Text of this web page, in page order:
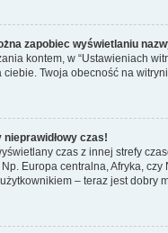
zapobiec wyświetlaniu
kontem, w “Ustawieniach
Twoja obecność na
czas!
czas z innej strefy
Europa centralna, Afryka,
– teraz jest dobry